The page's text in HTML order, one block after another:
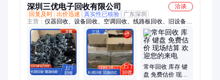
深圳三优电子回收有限公司
洽谈
回复及时 出价迅速 真实性已核验
广东深圳
主营： 仪器回收、设备回收、空调回收、线路板回收、旧设备回
收、机械回收、电子料回收、废品回收、整厂回收、自动化设备
回收、中央空调回收、配件回收、实验设备回收、回收公司、电
脑回收、库存回收、二手设备、免费评估设备
常年回收 库存 键
盘 免费估价 现场